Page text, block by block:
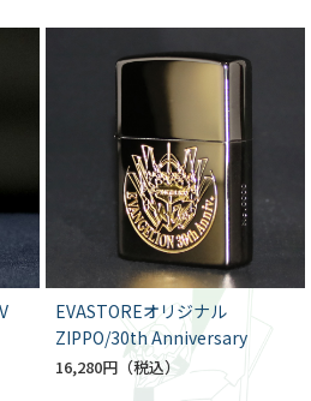
EVASTOREオリジナル
ZIPPO/30th Anniversary
16,280円